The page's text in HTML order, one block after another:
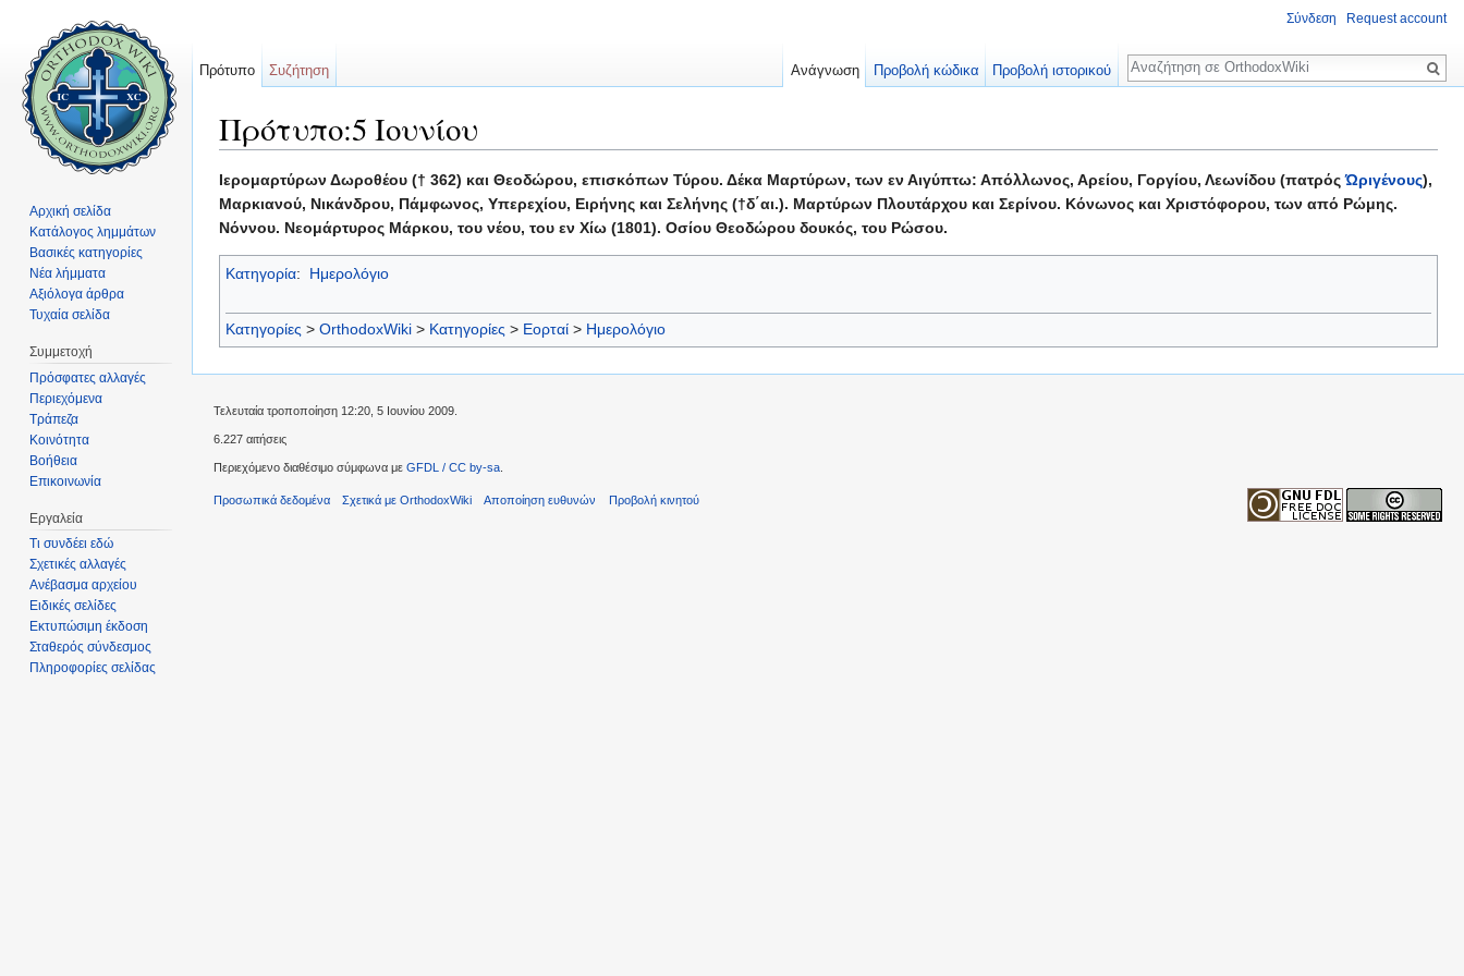
Πρότυπο:5 Ιουνίου
Ιερομαρτύρων Δωροθέου († 362) και Θεοδώρου, επισκόπων Τύρου. Δέκα Μαρτύρων, των εν Αιγύπτω: Απόλλωνος, Αρείου, Γοργίου, Λεωνίδου (πατρόςΏριγένους),
Μαρκιανού, Νικάνδρου, Πάμφωνος, Υπερεχίου, Ειρήνης και Σελήνης (†δ΄αι.). Μαρτύρων Πλουτάρχου και Σερίνου. Κόνωνος και Χριστόφορου, των από Ρώμης.
Νόννου. Νεομάρτυρος Μάρκου, του νέου, του εν Χίω (1801). Οσίου Θεοδώρου δουκός, του Ρώσου.
Κατηγορία: Ημερολόγιο
Κατηγορίες > OrthodoxWiki > Κατηγορίες > Εορταί > Ημερολόγιο
Σύνδεση Request account
Πρότυπο Συζήτηση Ανάγνωση Προβολή κώδικα Προβολή ιστορικού
Αναζήτηση
Αρχική σελίδα
Κατάλογος λημμάτων
Βασικές κατηγορίες
Νέα λήμματα
Αξιόλογα άρθρα
Τυχαία σελίδα
Συμμετοχή
Πρόσφατες αλλαγές
Περιεχόμενα
Τράπεζα
Κοινότητα
Βοήθεια
Επικοινωνία
Εργαλεία
Τι συνδέει εδώ
Σχετικές αλλαγές
Ανέβασμα αρχείου
Ειδικές σελίδες
Εκτυπώσιμη έκδοση
Σταθερός σύνδεσμος
Πληροφορίες σελίδας
Τελευταία τροποποίηση 12:20, 5 Ιουνίου 2009.
6.227 αιτήσεις
Περιεχόμενο διαθέσιμο σύμφωνα με GFDL / CC by-sa
Προσωπικά δεδομένα Σχετικά με OrthodoxWiki Αποποίηση ευθυνών Προβολή κινητού